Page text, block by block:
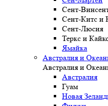
Сент-
Сент-Китс и
Сент-Люсия
Теркс и
Ямайка
Австралия и
Австралия и
Австралия
Гуам
Новая